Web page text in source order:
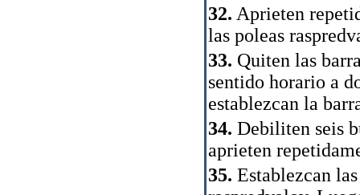
32. Aprieten
las poleas
33. Quiten las
sentido horario a
establezcan la
34. Debiliten seis
aprieten
35. Establezcan